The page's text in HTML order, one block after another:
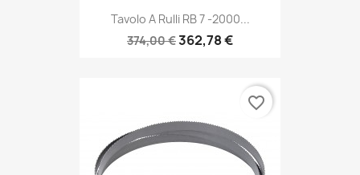
Tavolo A Rulli RB 7 -2000...
374,00 €362,78 €
favorite_border